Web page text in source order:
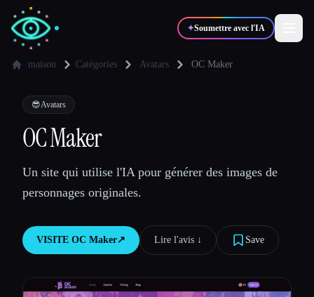
✦Soumettre avec l'IA
✍️Auteurs
💻
🎓Étudiants
maison Catégories Avatars OC Maker
😎Avatars
OC Maker
Un site qui utilise l'IA pour générer des images de
personnages originales.
VISITE OC Maker↗︎ Lire l'avis ↓︎ Save